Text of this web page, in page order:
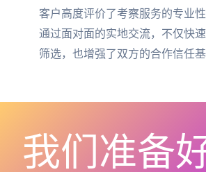
客户高度评价了考察服务的专业
通过面对面的实地交流，不仅快
筛选，也增强了双方的合作信任基
我们准备